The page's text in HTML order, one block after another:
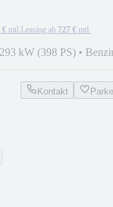
€ mtl. Leasing ab 727 € mtl.
293 kW (398 PS) •
Kontakt